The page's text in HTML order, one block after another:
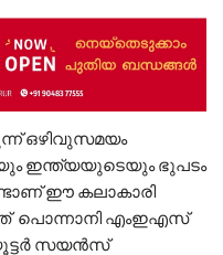
ഒഴിവുസമയം
ഇന്ത്യയുടെയും ഭുപടം
ഈ കലാകാരി
പൊന്നാനി എംഇഎസ്
സയൻസ്